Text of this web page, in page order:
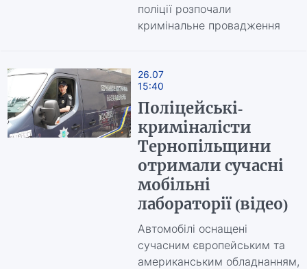
поліції розпочали
кримінальне провадження
26.07
15:40
Поліцейські-
криміналісти
Тернопільщини
отримали сучасні
мобільні
лабораторії (відео)
Автомобілі оснащені
сучасним європейським та
американським обладнанням,